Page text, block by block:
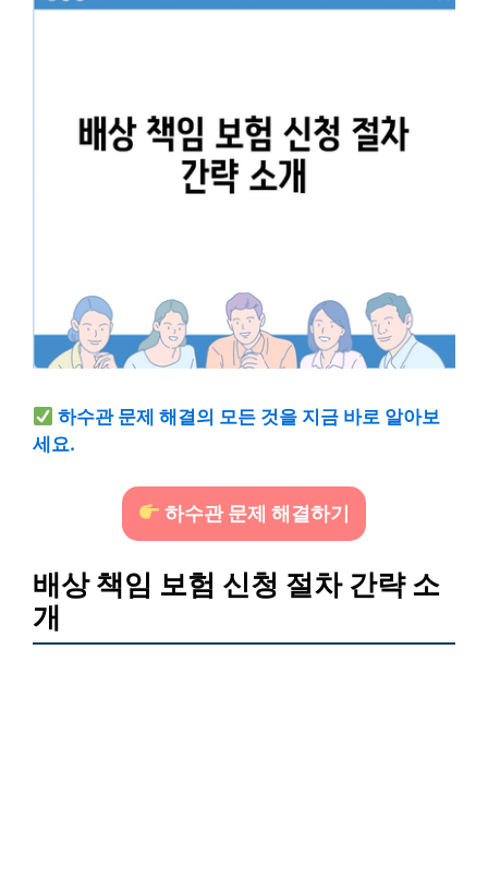
하수관 문제 해결의 모든 것을 지금 바로 알아보
세요.
하수관 문제 해결하기
배상 책임 보험 신청 절차 간략 소
개